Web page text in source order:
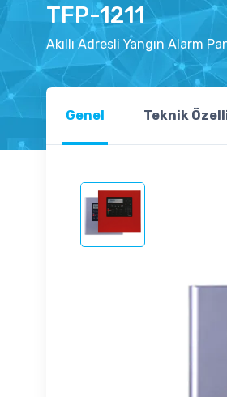
TFP-1211
Akıllı Adresli Yangın Alarm
Genel Teknik